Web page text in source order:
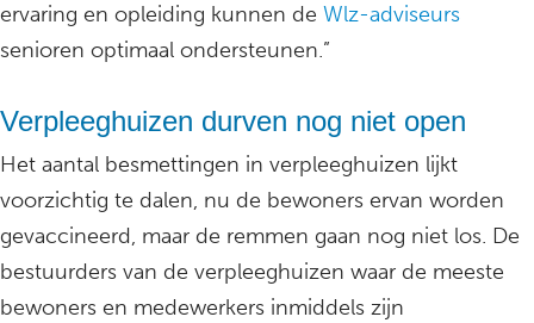
ervaring en opleiding kunnen de Wlz-adviseurs
senioren optimaal ondersteunen.”
Verpleeghuizen durven nog niet open
Het aantal besmettingen in verpleeghuizen lijkt
voorzichtig te dalen, nu de bewoners ervan worden
gevaccineerd, maar de remmen gaan nog niet los. De
bestuurders van de verpleeghuizen waar de meeste
bewoners en medewerkers inmiddels zijn